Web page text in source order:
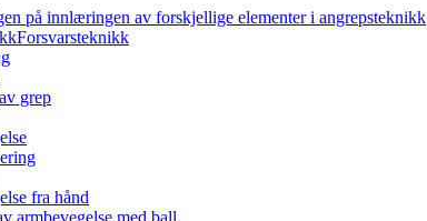
på innlæringen av forskjellige elementer i angrepsteknikk
Forsvarsteknikk
grep
fra hånd
armbevegelse med ball